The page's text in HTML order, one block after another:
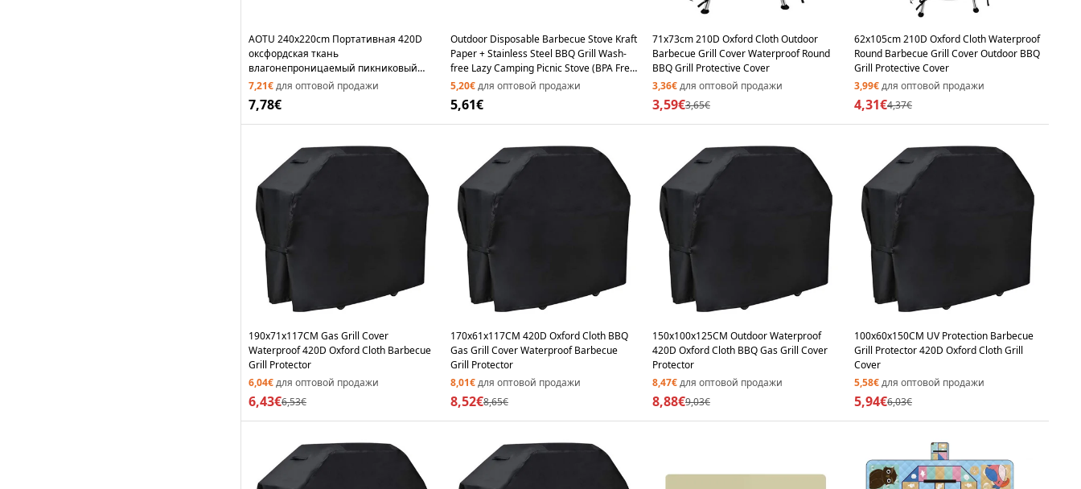
AOTU 240x220cm Портативная 420D
оксфордская ткань
влагонепроницаемый пикниковый
коврик для кемпинга на открытом
воздухе с закрепляющими гвоздями -
Армейский зеленый
7,21€для оптовой продажи
7,78€
Outdoor Disposable Barbecue Stove Kraft
Paper + Stainless Steel BBQ Grill Wash-
free Lazy Camping Picnic Stove (BPA Free,
No FDA Certification) - Blue
5,20€для оптовой продажи
5,61€
71x73cm 210D Oxford Cloth Outdoor
Barbecue Grill Cover Waterproof Round
BBQ Grill Protective Cover
3,36€для оптовой продажи
3,59€3,65€
62x105cm 210D Oxford Cloth Waterproof
Round Barbecue Grill Cover Outdoor BBQ
Grill Protective Cover
3,99€для оптовой продажи
4,31€4,37€
190x71x117CM Gas Grill Cover
Waterproof 420D Oxford Cloth Barbecue
Grill Protector
6,04€для оптовой продажи
6,43€6,53€
170x61x117CM 420D Oxford Cloth BBQ
Gas Grill Cover Waterproof Barbecue
Grill Protector
8,01€для оптовой продажи
8,52€8,65€
150x100x125CM Outdoor Waterproof
420D Oxford Cloth BBQ Gas Grill Cover
Protector
8,47€для оптовой продажи
8,88€9,03€
100x60x150CM UV Protection Barbecue
Grill Protector 420D Oxford Cloth Grill
Cover
5,58€для оптовой продажи
5,94€6,03€